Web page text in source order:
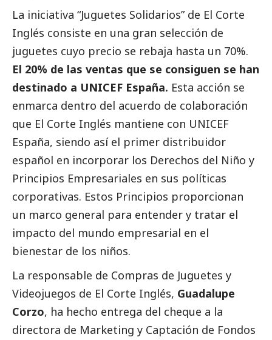
La iniciativa “Juguetes Solidarios” de El Corte
Inglés consiste en una gran selección de
juguetes cuyo precio se rebaja hasta un 70%.
El 20% de las ventas que se consiguen se han
destinado a UNICEF España. Esta acción se
enmarca dentro del acuerdo de colaboración
que El Corte Inglés mantiene con UNICEF
España, siendo así el primer distribuidor
español en incorporar los Derechos del Niño y
Principios Empresariales en sus políticas
corporativas. Estos Principios proporcionan
un marco general para entender y tratar el
impacto del mundo empresarial en el
bienestar de los niños.
La responsable de Compras de Juguetes y
Videojuegos de El Corte Inglés, Guadalupe
Corzo, ha hecho entrega del cheque a la
directora de Marketing y Captación de Fondos